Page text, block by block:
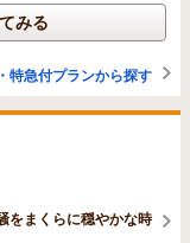
みる
特急付プランから探す
をまくらに穏やかな時